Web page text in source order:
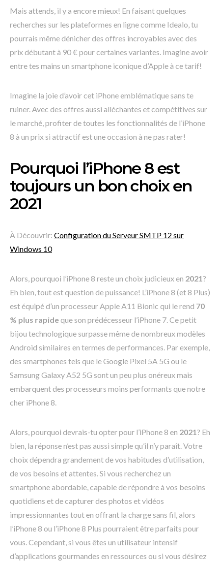
Mais attends, il y a encore mieux! En faisant quelques
recherches sur les plateformes en ligne comme Idealo, tu
pourrais même dénicher des offres incroyables avec des
prix débutant à 90 € pour certaines variantes. Imagine avoir
entre tes mains un smartphone iconique d’Apple à ce tarif!
Imagine la joie d’avoir cet iPhone emblématique sans te
ruiner. Avec des offres aussi alléchantes et compétitives sur
le marché, profiter de toutes les fonctionnalités de l’iPhone
8 à un prix si attractif est une occasion à ne pas rater!
Pourquoi l’iPhone 8 est
toujours un bon choix en
2021
À Découvrir: Configuration du Serveur SMTP 12 sur
Windows 10
Alors, pourquoi l’iPhone 8 reste un choix judicieux en 2021?
Eh bien, tout est question de puissance! L’iPhone 8 (et 8 Plus)
est équipé d’un processeur Apple A11 Bionic qui le rend 70
% plus rapideque son prédécesseur l’iPhone 7. Ce petit
bijou technologique surpasse même de nombreux modèles
Android similaires en termes de performances. Par exemple,
des smartphones tels que le Google Pixel 5A 5G ou le
Samsung Galaxy A52 5G sont un peu plus onéreux mais
embarquent des processeurs moins performants que notre
cher iPhone 8.
Alors, pourquoi devrais-tu opter pour l’iPhone 8 en 2021? Eh
bien, la réponse n’est pas aussi simple qu’il n’y paraît. Votre
choix dépendra grandement de vos habitudes d’utilisation,
de vos besoins et attentes. Si vous recherchez un
smartphone abordable, capable de répondre à vos besoins
quotidiens et de capturer des photos et vidéos
impressionnantes tout en offrant la charge sans fil, alors
l’iPhone 8 ou l’iPhone 8 Plus pourraient être parfaits pour
vous. Cependant, si vous êtes un utilisateur intensif
d’applications gourmandes en ressources ou si vous désirez